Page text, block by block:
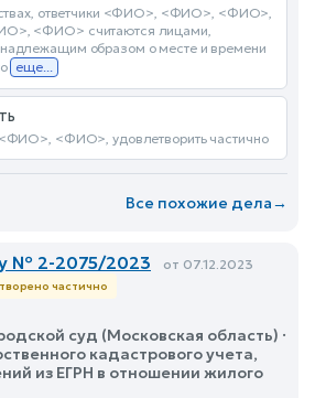
ответчики <ФИО>, <ФИО>, <ФИО>,
<ФИО> считаются лицами,
образом о месте и времени
еще...
<ФИО>, удовлетворить частично
Все похожие дела→
№ 2-2075/2023 от 07.12.2023
частично
суд (Московская область) ·
кадастрового учета,
из ЕГРН в отношении жилого